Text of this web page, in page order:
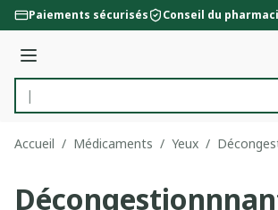
Aller au contenu
Paiements sécurisés Conseil du
Menu
Rechercher
Accueil / Médicaments / Yeux /